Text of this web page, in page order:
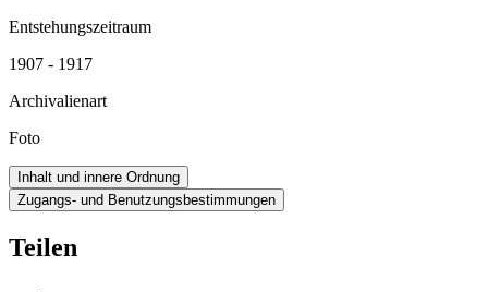
Entstehungszeitraum
1907 - 1917
Archivalienart
Foto
Inhalt und innere Ordnung
Zugangs- und Benutzungsbestimmungen
Teilen